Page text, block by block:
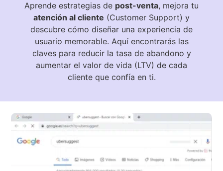
Aprende estrategias de post-venta, mejora tu
atención al cliente (Customer Support) y
descubre cómo diseñar una experiencia de
usuario memorable. Aquí encontrarás las
claves para reducir la tasa de abandono y
aumentar el valor de vida (LTV) de cada
cliente que confía en ti.